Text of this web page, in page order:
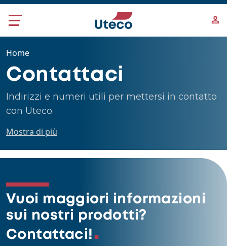
Salta al contenuto principale
Home
Contattaci
Indirizzi e numeri utili per mettersi in contatto
con Uteco.
Mostra di più
Vuoi maggiori informazioni
sui nostri prodotti?
Contattaci!